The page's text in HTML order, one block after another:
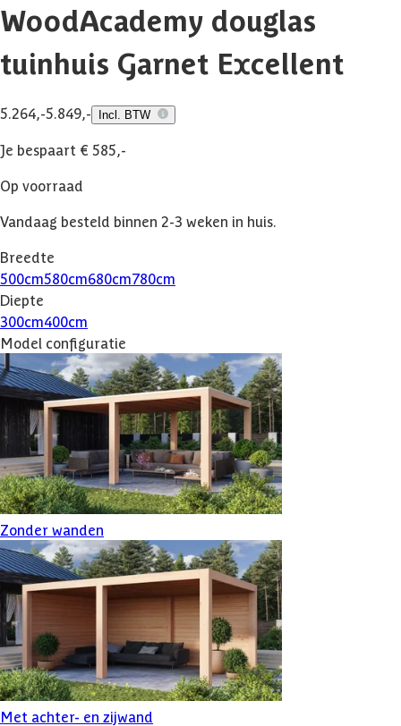
WoodAcademy douglas
tuinhuis Garnet Excellent
5.264,-5.849,- Incl. BTW
Je bespaart € 585,-
Op voorraad
Vandaag besteld binnen 2-3 weken in huis.
Breedte
500cm580cm680cm780cm
Diepte
300cm400cm
Model configuratie
Zonder wanden
Met achter- en zijwand